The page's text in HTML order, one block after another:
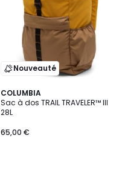
Nouveauté
COLUMBIA
Sac à dos TRAIL TRAVELER™ III
28L
65,00 €